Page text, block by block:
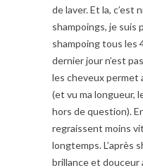
de laver. Et la, c’est
shampoings, je suis
shampoing tous les
dernier jour n’est
les cheveux permet
(et vu ma longueur,
hors de question).
regraissent moins
longtemps. L’après
brillance et douceur